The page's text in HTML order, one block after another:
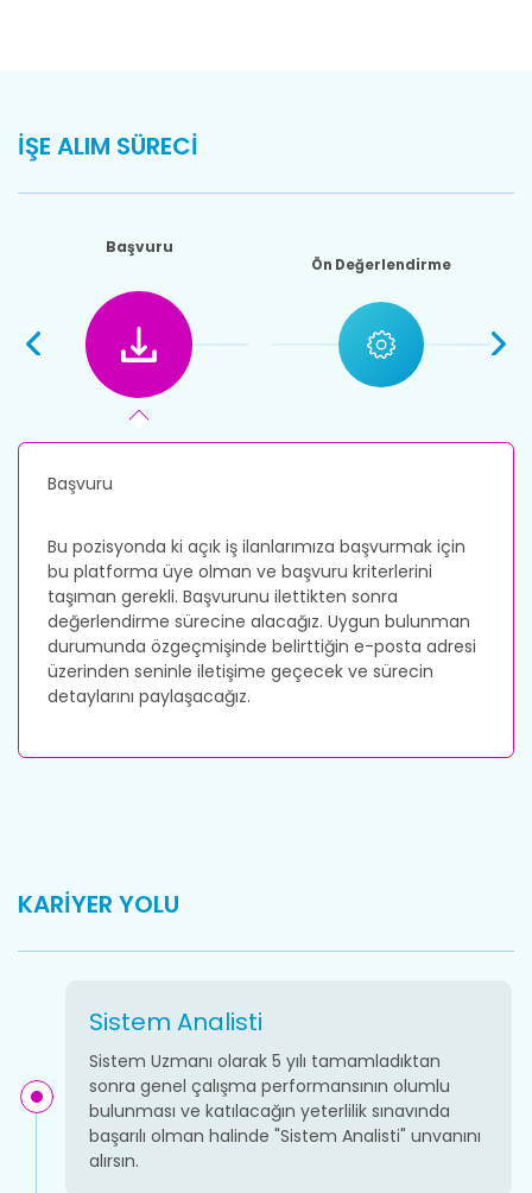
İŞE ALIM SÜRECİ
Başvuru
Ön Değerlendirme
Başvuru
Bu pozisyonda ki açık iş ilanlarımıza başvurmak için
bu platforma üye olman ve başvuru kriterlerini
taşıman gerekli. Başvurunu ilettikten sonra
değerlendirme sürecine alacağız. Uygun bulunman
durumunda özgeçmişinde belirttiğin e-posta adresi
üzerinden seninle iletişime geçecek ve sürecin
detaylarını paylaşacağız.
KARİYER YOLU
Sistem Analisti
Sistem Uzmanı olarak 5 yılı tamamladıktan
sonra genel çalışma performansının olumlu
bulunması ve katılacağın yeterlilik sınavında
başarılı olman halinde "Sistem Analisti" unvanını
alırsın.